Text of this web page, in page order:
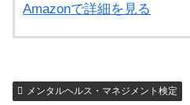
Amazonで詳細を見る
メンタルヘルス・マネジメント検定